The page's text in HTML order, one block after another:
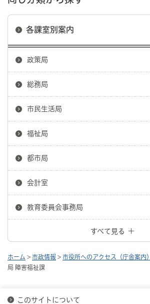
各課室別案内
政策局
総務局
市民生活局
福祉局
都市局
会計室
教育委員会事務局
すべて見る
ホーム > 市政情報 > 市役所へのアクセス（庁舎案内）
局 障害福祉課
このサイトについて